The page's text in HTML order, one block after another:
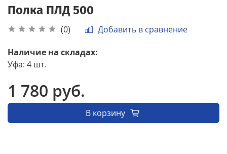
Полка ПЛД 500
(0) Добавить в сравнение
Наличие на складах:
Уфа: 4 шт.
1 780 руб.
В корзину